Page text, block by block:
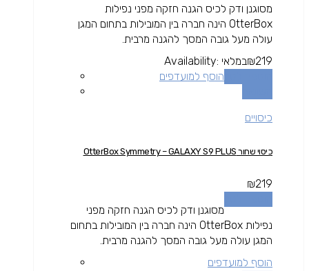
מסוגנן ודק לכיס הגנה חזקה מפני נפילות
OtterBox הינה חברה בין המובילות בתחום המגן
עולה מעל גובה המסך להגנה מרבית.
₪219
Availability: במלאי
הוסף למועדפים
כיסויים
כיסוי שחור OtterBox Symmetry – GALAXY S9 PLUS
₪219
מסוגנן ודק לכיס הגנה חזקה מפני
נפילות OtterBox הינה חברה בין המובילות בתחום
המגן עולה מעל גובה המסך להגנה מרבית.
הוסף למועדפים